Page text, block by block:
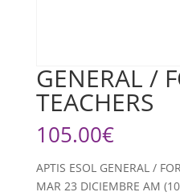
GENERAL /
TEACHERS
105.00€
APTIS ESOL GENERAL /
MAR 23 DICIEMBRE AM